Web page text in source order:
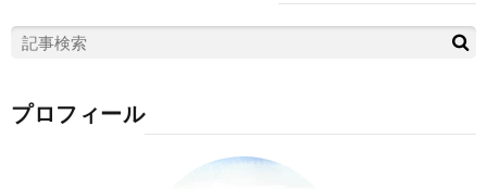
プロフィール